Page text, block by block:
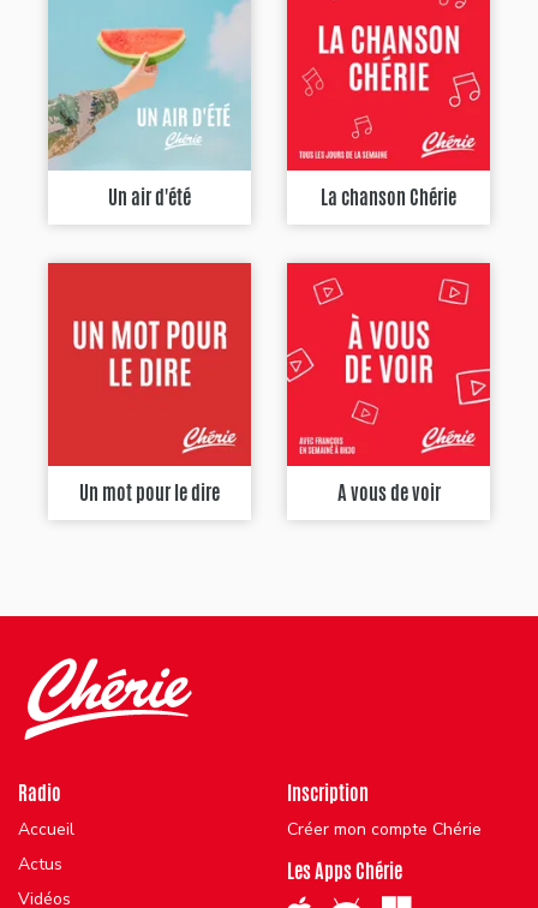
Un air d'été La chanson Chérie
Un mot pour le dire A vous de voir
Radio
Accueil
Actus
Vidéos
Inscription
Créer mon compte Chérie
Les Apps Chérie